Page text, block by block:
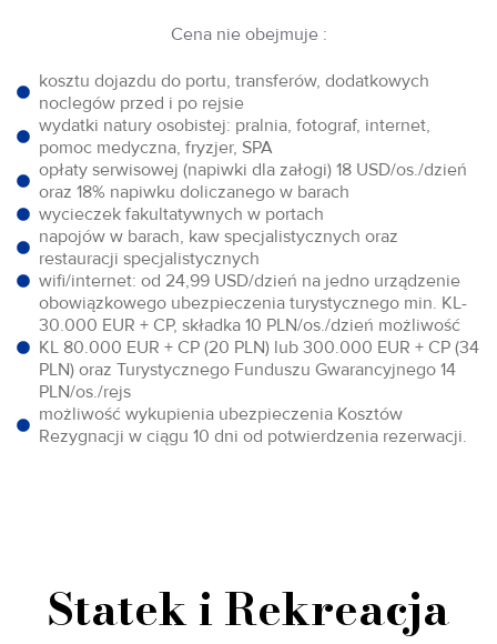
Cena nie obejmuje :
kosztu dojazdu do portu, transferów, dodatkowych
noclegów przed i po rejsie
wydatki natury osobistej: pralnia, fotograf, internet,
pomoc medyczna, fryzjer, SPA
opłaty serwisowej (napiwki dla załogi) 18 USD/os./dzień
oraz 18% napiwku doliczanego w barach
wycieczek fakultatywnych w portach
napojów w barach, kaw specjalistycznych oraz
restauracji specjalistycznych
wifi/internet: od 24,99 USD/dzień na jedno urządzenie
obowiązkowego ubezpieczenia turystycznego min. KL-
30.000 EUR + CP, składka 10 PLN/os./dzień możliwość
KL 80.000 EUR + CP (20 PLN) lub 300.000 EUR + CP (34
PLN) oraz Turystycznego Funduszu Gwarancyjnego 14
PLN/os./rejs
możliwość wykupienia ubezpieczenia Kosztów
Rezygnacji w ciągu 10 dni od potwierdzenia rezerwacji.
Statek i Rekreacja